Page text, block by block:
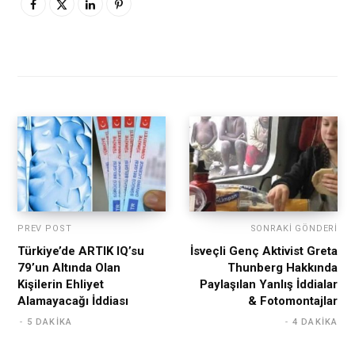
PREV POST
Türkiye’de ARTIK IQ’su
79’un Altında Olan
Kişilerin Ehliyet
Alamayacağı İddiası
5 DAKIKA
SONRAKI GÖNDERI
İsveçli Genç Aktivist Greta
Thunberg Hakkında
Paylaşılan Yanlış İddialar
& Fotomontajlar
4 DAKIKA